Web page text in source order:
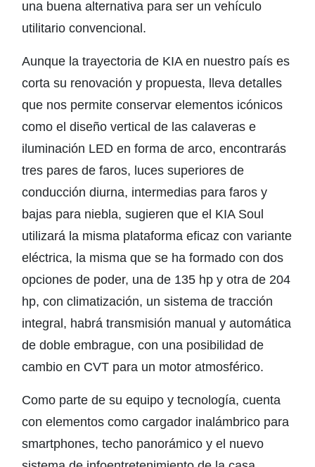
una buena alternativa para ser un vehículo
utilitario convencional.
Aunque la trayectoria de KIA en nuestro país es
corta su renovación y propuesta, lleva detalles
que nos permite conservar elementos icónicos
como el diseño vertical de las calaveras e
iluminación LED en forma de arco, encontrarás
tres pares de faros, luces superiores de
conducción diurna, intermedias para faros y
bajas para niebla, sugieren que el KIA Soul
utilizará la misma plataforma eficaz con variante
eléctrica, la misma que se ha formado con dos
opciones de poder, una de 135 hp y otra de 204
hp, con climatización, un sistema de tracción
integral, habrá transmisión manual y automática
de doble embrague, con una posibilidad de
cambio en CVT para un motor atmosférico.
Como parte de su equipo y tecnología, cuenta
con elementos como cargador inalámbrico para
smartphones, techo panorámico y el nuevo